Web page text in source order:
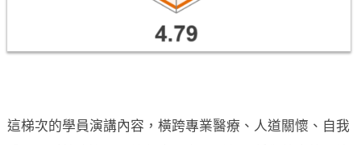
這梯次的學員演講內容，橫跨專業醫療、人道關懷、自我